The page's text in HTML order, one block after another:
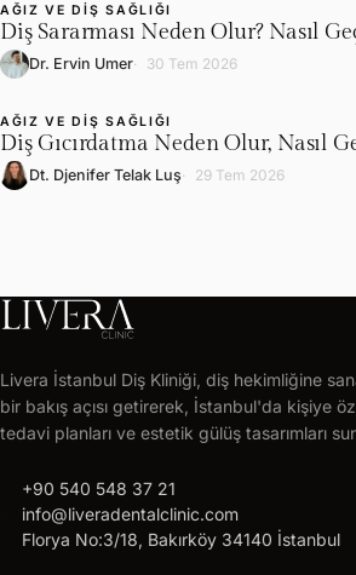
L
AĞIZ VE DIŞ SAĞLIĞI
Diş Sararması Neden Olur? Nasıl
Dr. Ervin Umer 30 Tem 2026
L
AĞIZ VE DIŞ SAĞLIĞI
Diş Gıcırdatma Neden Olur, Nasıl
Dt. Djenifer Telak Luş 29 Tem 2026
CLINIC
Ücretsiz
tedavi
alın
24
saat
Livera İstanbul Diş Kliniği, diş hekimliğine
bir bakış açısı getirerek, İstanbul'da kişiye
tedavi planları ve estetik gülüş tasarımları
+90 540 548 37 21
info@liveradentalclinic.com
Florya No:3/18, Bakırköy 34140 İstanbul